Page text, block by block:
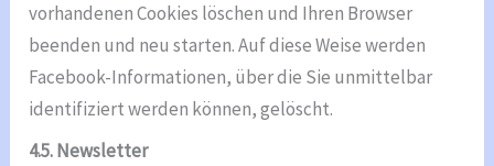
vorhandenen Cookies löschen und Ihren Browser
beenden und neu starten. Auf diese Weise werden
Facebook-Informationen, über die Sie unmittelbar
identifiziert werden können, gelöscht.
4.5. Newsletter